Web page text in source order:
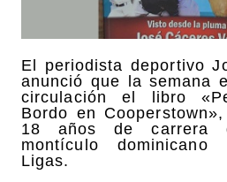
El periodista deportivo
anunció que la semana
circulación el libro
Bordo en
18 años de carrera
montículo
Ligas.